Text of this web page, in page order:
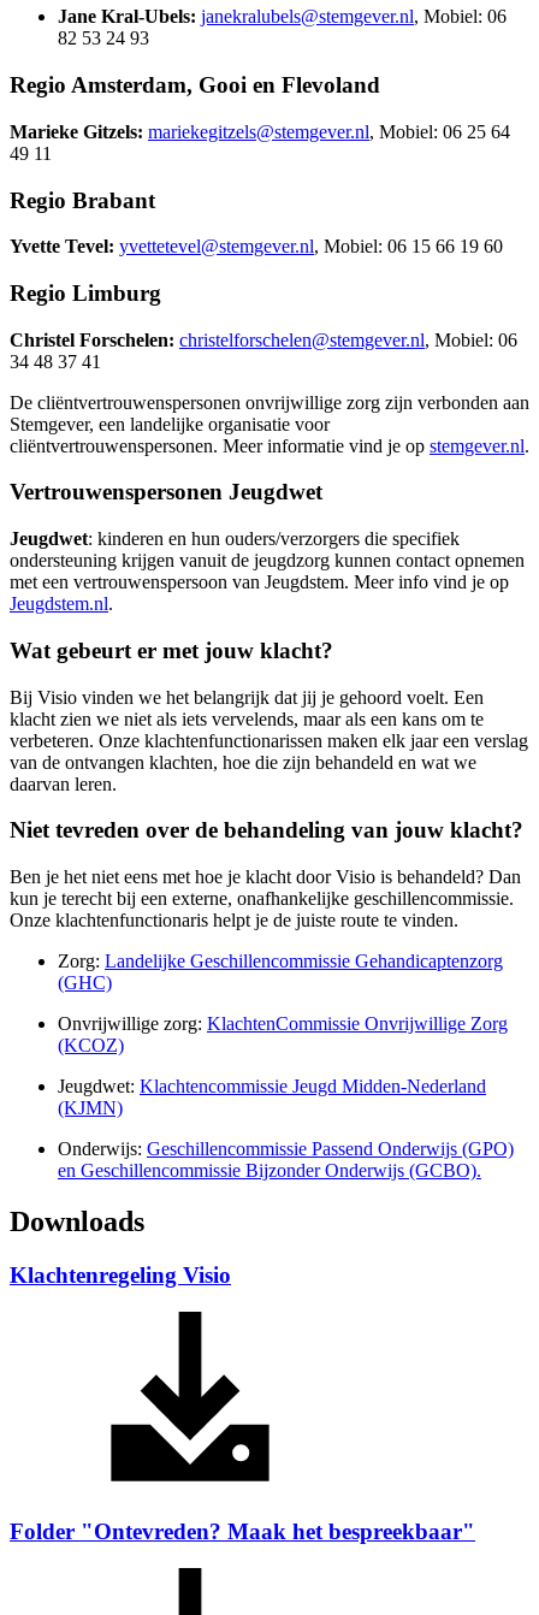
Jane Kral-Ubels: janekralubels@stemgever.nl, Mobiel: 06
82 53 24 93
Regio Amsterdam, Gooi en Flevoland
Marieke Gitzels: mariekegitzels@stemgever.nl, Mobiel: 06 25 64
49 11
Regio Brabant
Yvette Tevel: yvettetevel@stemgever.nl, Mobiel: 06 15 66 19 60
Regio Limburg
Christel Forschelen: christelforschelen@stemgever.nl, Mobiel: 06
34 48 37 41
De cliëntvertrouwenspersonen onvrijwillige zorg zijn verbonden aan
Stemgever, een landelijke organisatie voor
cliëntvertrouwenspersonen. Meer informatie vind je op stemgever.nl.
Vertrouwenspersonen Jeugdwet
Jeugdwet: kinderen en hun ouders/verzorgers die specifiek
ondersteuning krijgen vanuit de jeugdzorg kunnen contact opnemen
met een vertrouwenspersoon van Jeugdstem. Meer info vind je op
Jeugdstem.nl.
Wat gebeurt er met jouw klacht?
Bij Visio vinden we het belangrijk dat jij je gehoord voelt. Een
klacht zien we niet als iets vervelends, maar als een kans om te
verbeteren. Onze klachtenfunctionarissen maken elk jaar een verslag
van de ontvangen klachten, hoe die zijn behandeld en wat we
daarvan leren.
Niet tevreden over de behandeling van jouw klacht?
Ben je het niet eens met hoe je klacht door Visio is behandeld? Dan
kun je terecht bij een externe, onafhankelijke geschillencommissie.
Onze klachtenfunctionaris helpt je de juiste route te vinden.
Zorg: Landelijke Geschillencommissie Gehandicaptenzorg
(GHC)
Onvrijwillige zorg: KlachtenCommissie Onvrijwillige Zorg
(KCOZ)
Jeugdwet: Klachtencommissie Jeugd Midden-Nederland
(KJMN)
Onderwijs: Geschillencommissie Passend Onderwijs (GPO)
en Geschillencommissie Bijzonder Onderwijs (GCBO).
Downloads
Klachtenregeling Visio
Folder "Ontevreden? Maak het bespreekbaar"